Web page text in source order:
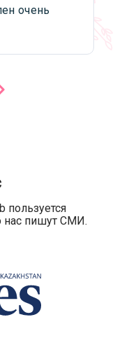
очень
пользуется
нас пишут СМИ.